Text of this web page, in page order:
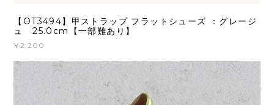
【OT3494】甲ストラップ フラットシューズ ：グレージ
ュ 25.0cm【一部難あり】
¥2,200